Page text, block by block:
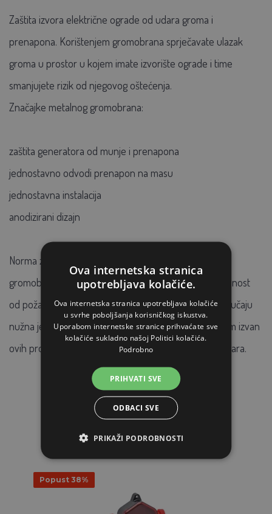
Zaštita izvora električne ograde od udara groma i
prenapona. Korištenjem gromobrana sprječavate ulazak
groma u prostor u kojem imate izvorište ograde i time
smanjujete rizik od njegovog oštećenja.
Značajke metalnog gromobrana:
zaštita generatora od munje i prenapona
jednostavno odvodi prenapon na masu
jednostavna instalacija
anodizirani dizajn
Norma za upotrebu generatora propisuje upotrebu
gromobrana u prostorima gdje postoji povećana opasnost
od požara i unutar objekata (npr. staje, štale). U tom slučaju
nužna je uporaba gromobranske zaštite, postavljanjem izvan
ovih prostora, kako bi se spriječila moguća pojava požara.
POVEZANI ARTIKLI
Popust 38%
Ova internetska stranica
upotrebljava kolačiće.
Ova internetska stranica upotrebljava kolačiće
u svrhe poboljšanja korisničkog iskustva.
Uporabom internetske stranice prihvaćate sve
kolačiće sukladno našoj Politici kolačića.
Podrobno
PRIHVATI SVE
ODBACI SVE
PRIKAŽI PODROBNOSTI